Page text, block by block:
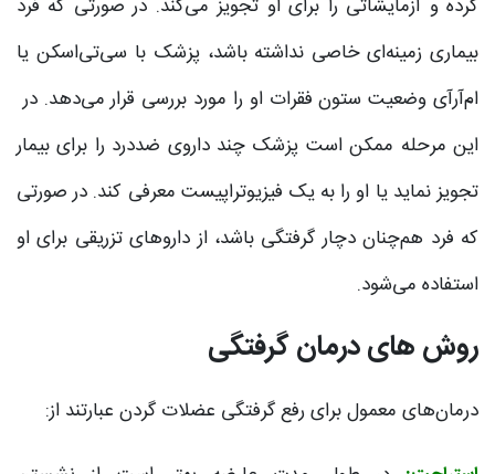
بیماری زمینه‌ای خاصی نداشته باشد، پزشک با سی‌تی‌اسکن یا
ام‌آر‌آی وضعیت ستون فقرات او را مورد بررسی قرار می‌دهد. در
این مرحله ممکن است پزشک چند داروی ضددرد را برای بیمار
تجویز نماید یا او را به یک فیزیوتراپیست معرفی کند. در صورتی
که فرد هم‌چنان دچار گرفتگی باشد، از داروهای تزریقی برای او
استفاده می‌شود.
روش های درمان گرفتگی
درمان‌های معمول برای رفع گرفتگی عضلات گردن عبارتند از: